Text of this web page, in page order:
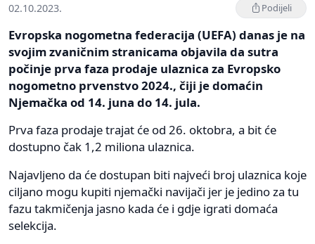
02.10.2023. Podijeli
Evropska nogometna federacija (UEFA) danas je na
svojim zvaničnim stranicama objavila da sutra
počinje prva faza prodaje ulaznica za Evropsko
nogometno prvenstvo 2024., čiji je domaćin
Njemačka od 14. juna do 14. jula.
Prva faza prodaje trajat će od 26. oktobra, a bit će
dostupno čak 1,2 miliona ulaznica.
Najavljeno da će dostupan biti najveći broj ulaznica koje
ciljano mogu kupiti njemački navijači jer je jedino za tu
fazu takmičenja jasno kada će i gdje igrati domaća
selekcija.